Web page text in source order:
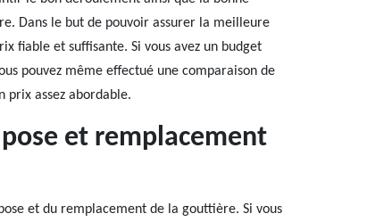
Dans le but de pouvoir assurer la meilleure
fiable et suffisante. Si vous avez un budget
pouvez même effectué une comparaison de
assez abordable.
et remplacement
et du remplacement de la gouttière. Si vous